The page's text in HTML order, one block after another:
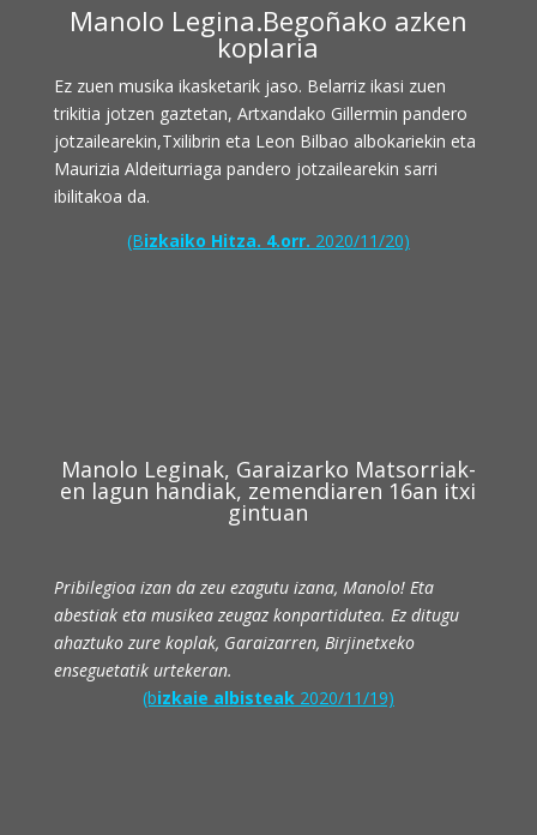
Manolo Legina.Begoñako azken
koplaria
Ez zuen musika ikasketarik jaso. Belarriz ikasi zuen
trikitia jotzen gaztetan, Artxandako Gillermin pandero
jotzailearekin,Txilibrin eta Leon Bilbao albokariekin eta
Maurizia Aldeiturriaga pandero jotzailearekin sarri
ibilitakoa da.
(Bizkaiko Hitza. 4.orr. 2020/11/20)
Manolo Leginak, Garaizarko Matsorriak-
en lagun handiak, zemendiaren 16an itxi
gintuan
Pribilegioa izan da zeu ezagutu izana, Manolo! Eta
abestiak eta musikea zeugaz konpartidutea. Ez ditugu
ahaztuko zure koplak, Garaizarren, Birjinetxeko
enseguetatik urtekeran.
(bizkaie albisteak 2020/11/19)